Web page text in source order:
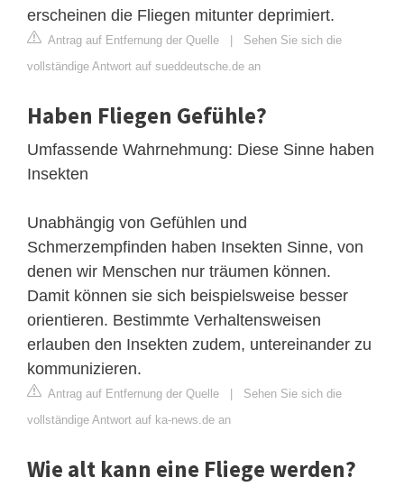
erscheinen die Fliegen mitunter deprimiert.
Antrag auf Entfernung der Quelle | Sehen Sie sich die
vollständige Antwort auf sueddeutsche.de an
Haben Fliegen Gefühle?
Umfassende Wahrnehmung: Diese Sinne haben
Insekten
Unabhängig von Gefühlen und
Schmerzempfinden haben Insekten Sinne, von
denen wir Menschen nur träumen können.
Damit können sie sich beispielsweise besser
orientieren. Bestimmte Verhaltensweisen
erlauben den Insekten zudem, untereinander zu
kommunizieren.
Antrag auf Entfernung der Quelle | Sehen Sie sich die
vollständige Antwort auf ka-news.de an
Wie alt kann eine Fliege werden?